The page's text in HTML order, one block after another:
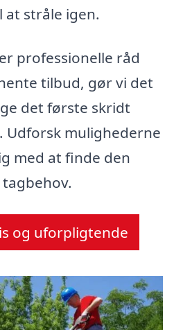
at stråle igen.
professionelle råd
tilbud, gør vi det
det første skridt
Udforsk mulighederne
med at finde den
og uforpligtende